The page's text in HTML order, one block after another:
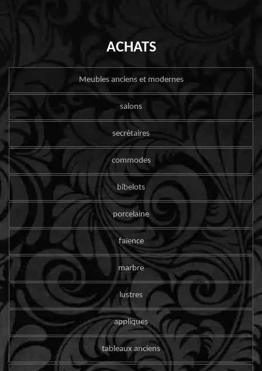
ACHATS
Meubles anciens et modernes
salons
secrétaires
commodes
bibelots
porcelaine
faïence
marbre
lustres
appliques
tableaux anciens